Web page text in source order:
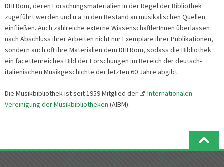
DHI Rom, deren Forschungsmaterialien in der Regel der Bibliothek
zugeführt werden und u.a. in den Bestand an musikalischen Quellen
einfließen. Auch zahlreiche externe WissenschaftlerInnen überlassen
nach Abschluss ihrer Arbeiten nicht nur Exemplare ihrer Publikationen,
sondern auch oft ihre Materialien dem DHI Rom, sodass die Bibliothek
ein facettenreiches Bild der Forschungen im Bereich der deutsch-
italienischen Musikgeschichte der letzten 60 Jahre abgibt.
Die Musikbibliothek ist seit 1959 Mitglied der
Internationalen
Vereinigung der Musikbibliotheken (AIBM).